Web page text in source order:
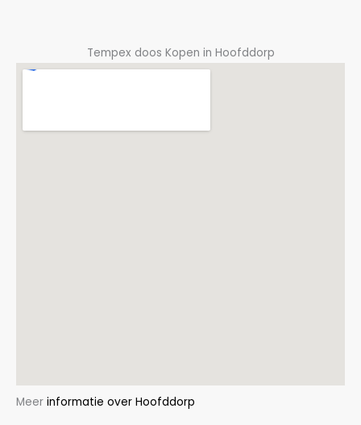
Tempex doos Kopen in Hoofddorp
Meer informatie over Hoofddorp